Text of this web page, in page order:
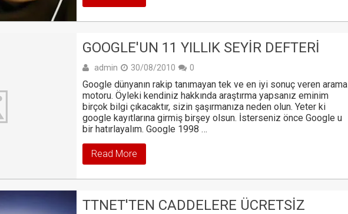
GOOGLE'UN 11 YILLIK SEYIR DEFTERI
admin 30/08/2010 0
Google dünyanın rakip tanımayan tek ve en iyi sonuç veren arama
motoru. Öyleki kendiniz hakkında araştırma yapsanız eminim
birçok bilgi çıkacaktır, sizin şaşırmanıza neden olun. Yeter ki
google kayıtlarına girmiş birşey olsun. İsterseniz önce Google u
bir hatırlayalım. Google 1998 …
Read More
TTNET'TEN CADDELERE ÜCRETSIZ